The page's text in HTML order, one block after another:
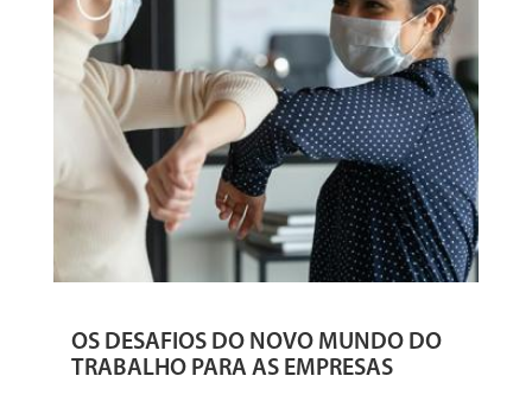
OS DESAFIOS DO NOVO MUNDO DO
TRABALHO PARA AS EMPRESAS